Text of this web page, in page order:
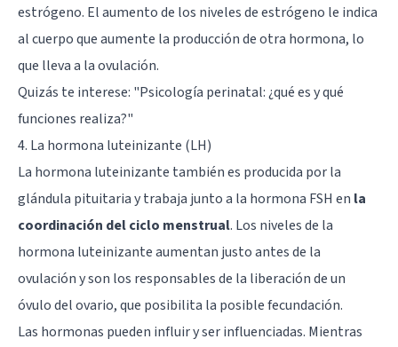
estrógeno. El aumento de los niveles de estrógeno le indica
al cuerpo que aumente la producción de otra hormona, lo
que lleva a la ovulación.
Quizás te interese: "Psicología perinatal: ¿qué es y qué
funciones realiza?"
4. La hormona luteinizante (LH)
La hormona luteinizante también es producida por la
glándula pituitaria y trabaja junto a la hormona FSH en la
coordinación del ciclo menstrual. Los niveles de la
hormona luteinizante aumentan justo antes de la
ovulación y son los responsables de la liberación de un
óvulo del ovario, que posibilita la posible fecundación.
Las hormonas pueden influir y ser influenciadas. Mientras